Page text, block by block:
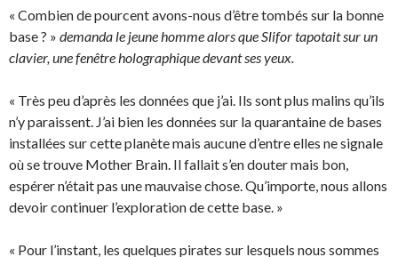
« Combien de pourcent avons-nous d’être tombés sur la bonne
base ? » demanda le jeune homme alors que Slifor tapotait sur un
clavier, une fenêtre holographique devant ses yeux.
« Très peu d’après les données que j’ai. Ils sont plus malins qu’ils
n’y paraissent. J’ai bien les données sur la quarantaine de bases
installées sur cette planète mais aucune d’entre elles ne signale
où se trouve Mother Brain. Il fallait s’en douter mais bon,
espérer n’était pas une mauvaise chose. Qu’importe, nous allons
devoir continuer l’exploration de cette base. »
« Pour l’instant, les quelques pirates sur lesquels nous sommes